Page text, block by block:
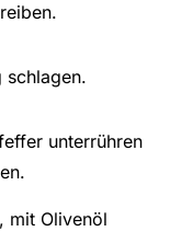
schlagen.
unterrühren
mit Olivenöl